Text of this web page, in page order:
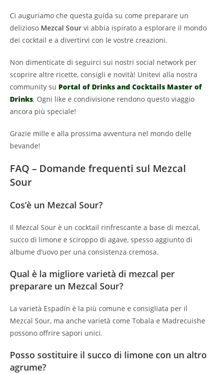
Ci auguriamo che questa guida su come preparare un
delizioso Mezcal Sour vi abbia ispirato a esplorare il mondo
dei cocktail e a divertirvi con le vostre creazioni.
Non dimenticate di seguirci sui nostri social network per
scoprire altre ricette, consigli e novità! Unitevi alla nostra
community su Portal of Drinks and Cocktails Master of
Drinks. Ogni like e condivisione rendono questo viaggio
ancora più speciale!
Grazie mille e alla prossima avventura nel mondo delle
bevande!
FAQ – Domande frequenti sul Mezcal
Sour
Cos’è un Mezcal Sour?
Il Mezcal Sour è un cocktail rinfrescante a base di mezcal,
succo di limone e sciroppo di agave, spesso aggiunto di
albume d’uovo per una consistenza cremosa.
Qual è la migliore varietà di mezcal per
preparare un Mezcal Sour?
La varietà Espadín è la più comune e consigliata per il
Mezcal Sour, ma anche varietà come Tobala e Madrecuishe
possono offrire sapori unici.
Posso sostituire il succo di limone con un altro
agrume?